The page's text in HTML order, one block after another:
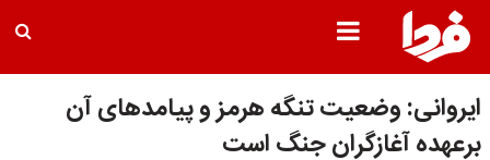
ایروانی: وضعیت تنگه هرمز و پیامدهای آن
برعهده آغازگران جنگ است